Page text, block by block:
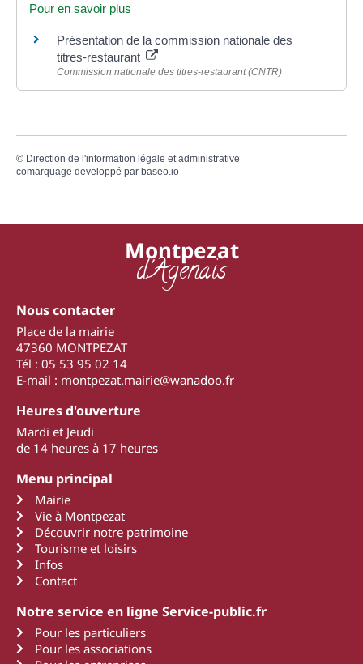
Pour en savoir plus
Présentation de la commission nationale des
titres-restaurant
Commission nationale des titres-restaurant (CNTR)
© Direction de l'information légale et administrative
comarquage developpé par baseo.io
Montpezat
d'Agenais
Nous contacter
Place de la mairie
47360 MONTPEZAT
Tél : 05 53 95 02 14
E-mail : montpezat.mairie@wanadoo.fr
Heures d'ouverture
Mardi et Jeudi
de 14 heures à 17 heures
Menu principal
Mairie
Vie à Montpezat
Découvrir notre patrimoine
Tourisme et loisirs
Infos
Contact
Notre service en ligne Service-public.fr
Pour les particuliers
Pour les associations